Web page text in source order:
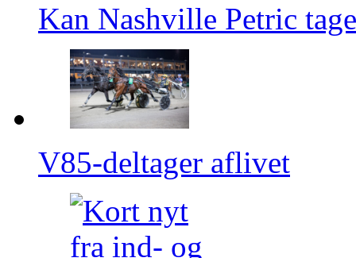
Kan Nashville Petric
V85-deltager aflivet